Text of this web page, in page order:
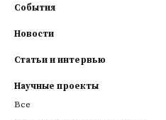
События
Новости
Статьи и интервью
Научные проекты
Все